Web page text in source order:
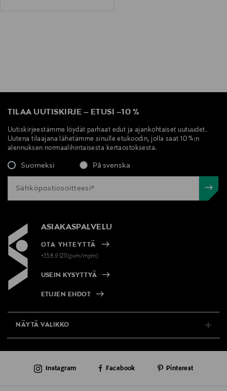
TILAA UUTISKIRJE – ETUSI –10 %
Uutiskirjeestämme löydät parhaat edut ja ajankohtaiset uutuudet.
Uutena tilaajana lähetämme sinulle etukoodin, jolla saat 10 %:n
alennuksen normaalihintaisesta kertaostoksesta.
Suomeksi På svenska
ASIAKASPALVELU
OTA YHTEYTTÄ
+358 9 1211(pvm/mpm)
USEIN KYSYTTYÄ
ETUJEN EHDOT
NÄYTÄ VALIKKO
AJANKOHTAISTA
Instagram Facebook Pinterest